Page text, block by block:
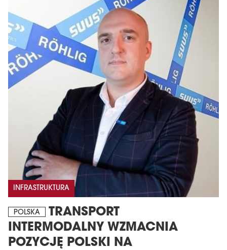
INFRASTRUKTURA
POLSKA
TRANSPORT
INTERMODALNY WZMACNIA
POZYCJĘ POLSKI NA